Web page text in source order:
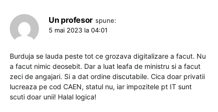
Un profesor spune:
5 mai 2023 la 04:01
Burduja se lauda peste tot ce grozava digitalizare a facut. Nu
a facut nimic deosebit. Dar a luat leafa de ministru si a facut
zeci de angajari. Si a dat ordine discutabile. Cica doar privatii
lucreaza pe cod CAEN, statul nu, iar impozitele pt IT sunt
scuti doar unii! Halal logica!